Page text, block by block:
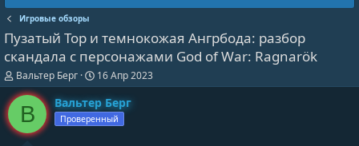
Игровые обзоры
Пузатый Тор и темнокожая Ангрбода: разбор
скандала с персонажами God of War: Ragnarök
А
в
т
т
Вальтер Берг
Д
а
т
а
н
16 Апр 2023
В Вальтер Берг
Проверенный